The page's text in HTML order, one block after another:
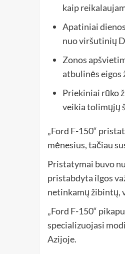
kaip
Apatiniai
nuo viršutinių
Zonos
atbulinės eigos
Priekiniai rūko
veikia tolimųjų
„Ford F-150“
mėnesius, tačiau
Pristatymai buvo
pristabdyta ilgos
netinkamų žibintų,
„Ford F-150“
specializuojasi
Azijoje.